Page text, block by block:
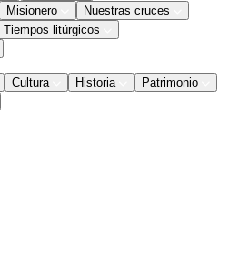
Misionero
Nuestras cruces
Tiempos litúrgicos
Cultura Historia
Patrimonio